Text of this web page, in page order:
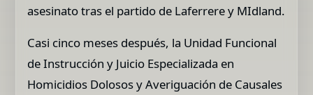
asesinato tras el partido de Laferrere y MIdland.
Casi cinco meses después, la Unidad Funcional
de Instrucción y Juicio Especializada en
Homicidios Dolosos y Averiguación de Causales